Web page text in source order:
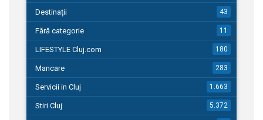
Destinații 43
Fără categorie 11
LIFESTYLE Cluj.com 180
Mancare 283
Servicii in Cluj 1.663
Stiri Cluj 5.372